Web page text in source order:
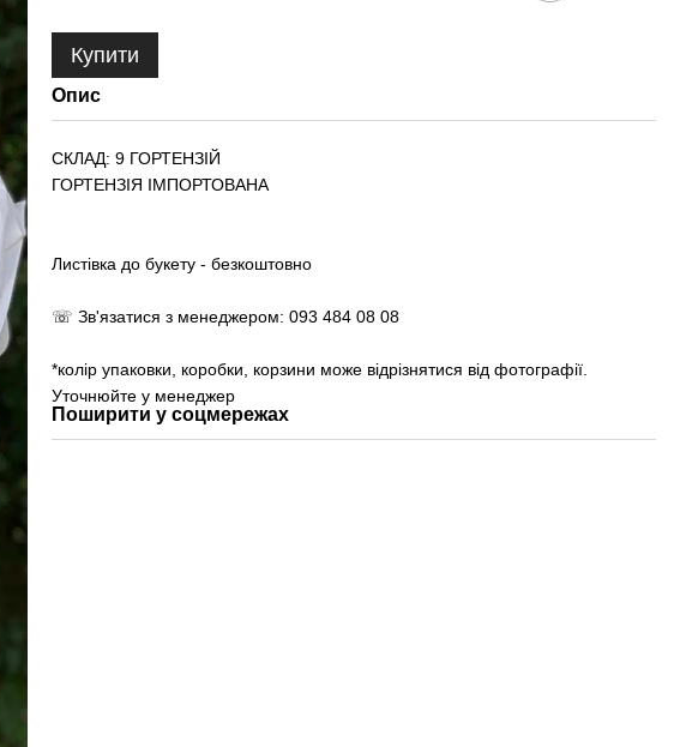
Купити
Опис
СКЛАД: 9 ГОРТЕНЗІЙ
ГОРТЕНЗІЯ ІМПОРТОВАНА
Листівка до букету - безкоштовно
☏ Зв'язатися з менеджером: 093 484 08 08
*колір упаковки, коробки, корзини може відрізнятися від фотографії.
Уточнюйте у менеджер
Поширити у соцмережах